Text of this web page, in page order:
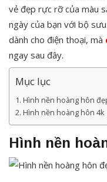
vẻ đẹp rực rỡ của màu
ngày của bạn với bộ
dành cho điện thoại, mà
ngay sau đây.
Mục lục
Hình nền hoàng hôn
Hình nền hoàng hôn 4k
Hình nền